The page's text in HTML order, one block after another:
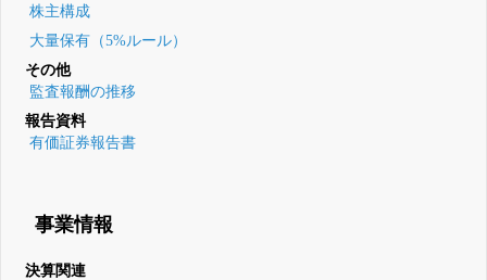
株主構成
大量保有（5%ルール）
その他
監査報酬の推移
報告資料
有価証券報告書
事業情報
決算関連